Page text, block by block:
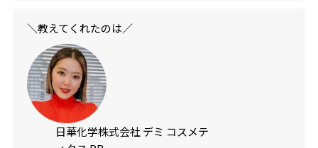
る。新商品であるDEMI DO（デミドゥ）では開発責任
者として開発全般の指揮を執る。
＼教えてくれたのは／
日華化学株式会社 デミ コスメテ